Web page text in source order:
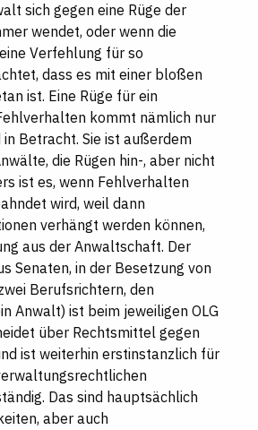
sich gegen eine Rüge der
wendet, oder wenn die
Verfehlung für so
dass es mit einer bloßen
ist. Eine Rüge für ein
kommt nämlich nur
in Betracht. Sie ist außerdem
die Rügen hin-, aber nicht
ist es, wenn Fehlverhalten
wird, weil dann
verhängt werden können,
aus der Anwaltschaft. Der
Senaten, in der Besetzung von
Berufsrichtern, den
Anwalt) ist beim jeweiligen OLG
über Rechtsmittel gegen
ist weiterhin erstinstanzlich für
Das sind hauptsächlich
aber auch